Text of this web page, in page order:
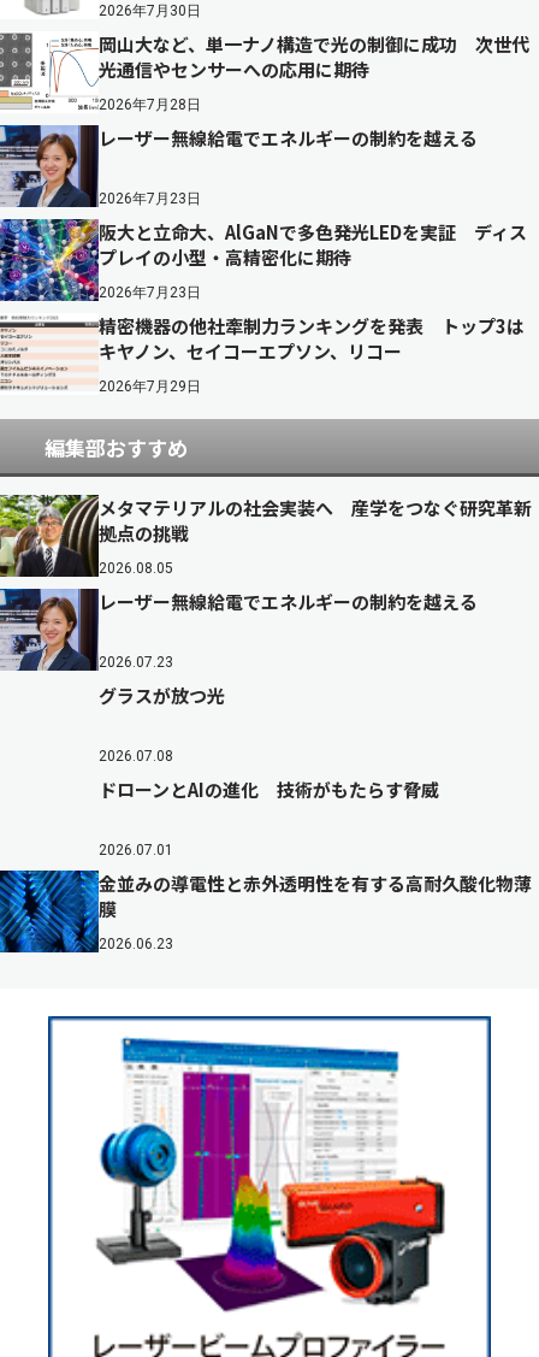
2026年7月30日
岡山大など、単一ナノ構造で光の制御に成功 次世代
光通信やセンサーへの応用に期待
2026年7月28日
レーザー無線給電でエネルギーの制約を越える
2026年7月23日
阪大と立命大、AlGaNで多色発光LEDを実証 ディス
プレイの小型・高精密化に期待
2026年7月23日
精密機器の他社牽制力ランキングを発表 トップ3は
キヤノン、セイコーエプソン、リコー
2026年7月29日
編集部おすすめ
メタマテリアルの社会実装へ 産学をつなぐ研究革新
拠点の挑戦
2026.08.05
レーザー無線給電でエネルギーの制約を越える
2026.07.23
グラスが放つ光
2026.07.08
ドローンとAIの進化 技術がもたらす脅威
2026.07.01
金並みの導電性と赤外透明性を有する高耐久酸化物薄
膜
2026.06.23